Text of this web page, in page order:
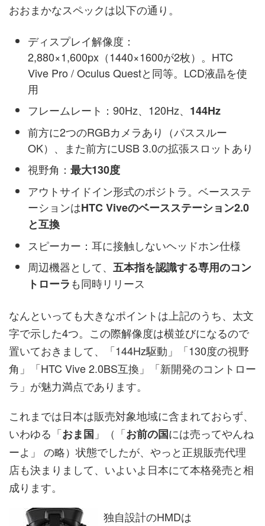
おおまかなスペックは以下の通り。
ディスプレイ解像度：
2,880×1,600px（1440×1600が2枚）。HTC
Vive Pro / Oculus Questと同等。LCD液晶を使
用
フレームレート：90Hz、120Hz、 144Hz
前方に2つのRGBカメラあり（パススルー
OK）、また前方にUSB 3.0の拡張スロットあり
視野角： 最大130度
アウトサイドイン形式のポジトラ。ベースステ
ーションはHTC Viveのベースステーション2.0
と互換
スピーカー：耳に接触しないヘッドホン仕様
周辺機器として、 五本指を認識する専用のコン
トローラも同時リリース
なんといっても大きなポイントは上記のうち、太文
字で示した4つ。この際解像度は横並びになるので
置いておきまして、「144Hz駆動」「130度の視野
角」「HTC Vive 2.0BS互換」「新開発のコントロー
ラ」が魅力満点であります。
これまでは日本は販売対象地域に含まれておらず、
いわゆる「おま国 」（「お前の国には売ってやんね
ーよ」 の略）状態でしたが、やっと正規販売代理
店も決まりまして、いよいよ日本にて本格発売と相
成ります。
独自設計のHMDは